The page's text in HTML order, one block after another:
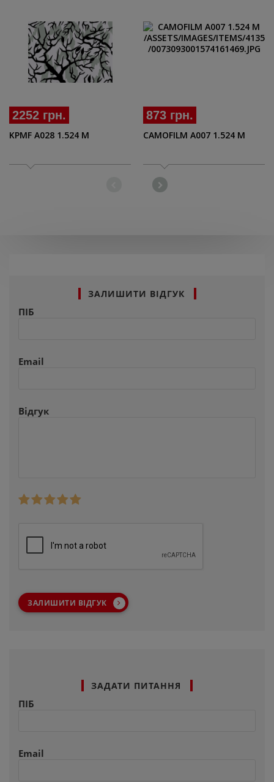
2252 грн.
KPMF A028 1.524 M
873 грн.
CAMOFILM А007 1.524 M
ЗАЛИШИТИ ВІДГУК
ПІБ
Email
Відгук
ЗАЛИШИТИ ВІДГУК
ЗАДАТИ ПИТАННЯ
ПІБ
Email